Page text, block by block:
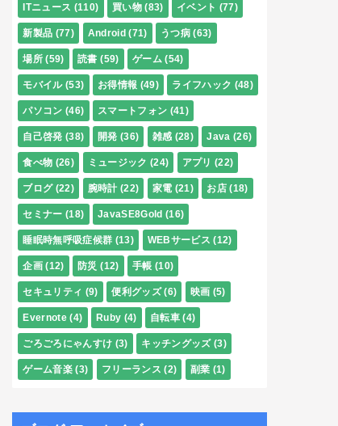
ITニュース (110) 買い物 (83) イベント (77)
新製品 (77) Android (71) うつ病 (63)
場所 (59) 読書 (59) ゲーム (54)
モバイル (53) お得情報 (49) ライフハック (48)
パソコン (46) スマートフォン (41)
自己啓発 (38) 開発 (36) 雑感 (28) Java (26)
食べ物 (26) ミュージック (24) アプリ (22)
ブログ (22) 腕時計 (22) 家電 (21) お店 (18)
セミナー (18) JavaSE8Gold (16)
睡眠時無呼吸症候群 (13) WEBサービス (12)
企画 (12) 防災 (12) 手帳 (10)
セキュリティ (9) 便利グッズ (6) 映画 (5)
Evernote (4) Ruby (4) 自転車 (4)
ごろごろにゃんすけ (3) キッチングッズ (3)
ゲーム音楽 (3) フリーランス (2) 副業 (1)